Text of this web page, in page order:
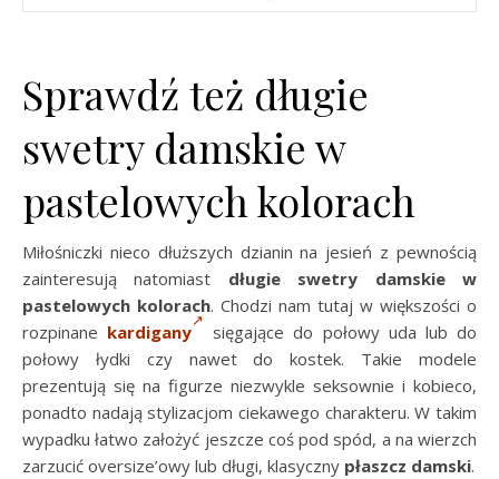
Sprawdź też długie
swetry damskie w
pastelowych kolorach
Miłośniczki nieco dłuższych dzianin na jesień z pewnością
zainteresują natomiast długie swetry damskie w
pastelowych kolorach. Chodzi nam tutaj w większości o
rozpinane kardigany
sięgające do połowy uda lub do
połowy łydki czy nawet do kostek. Takie modele
prezentują się na figurze niezwykle seksownie i kobieco,
ponadto nadają stylizacjom ciekawego charakteru. W takim
wypadku łatwo założyć jeszcze coś pod spód, a na wierzch
zarzucić oversize’owy lub długi, klasyczny płaszcz damski.